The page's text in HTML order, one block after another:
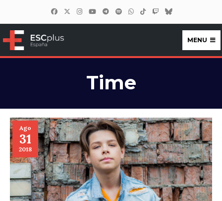
ESCplus España
MENU
Time
Ago
31
2018